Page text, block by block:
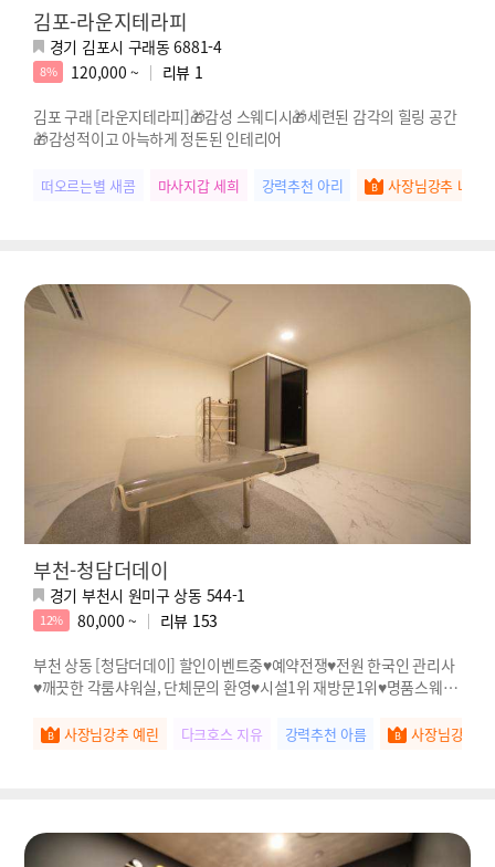
김포-라운지테라피
경기 김포시 구래동 6881-4
8% 120,000 ~ 리뷰 1
김포 구래 [라운지테라피]🎁감성 스웨디시🎁세련된 감각의 힐링 공간
🎁감성적이고 아늑하게 정돈된 인테리어
떠오르는별 새콤 마사지갑 세희 강력추천 아리 사장님강추 나은
부천-청담더데이
경기 부천시 원미구 상동 544-1
12% 80,000 ~ 리뷰 153
부천 상동 [청담더데이] 할인이벤트중♥예약전쟁♥전원 한국인 관리사
♥깨끗한 각룸샤워실, 단체문의 환영♥시설1위 재방문1위♥명품스웨디
사장님강추 예린 다크호스 지유 강력추천 아름 사장님강추